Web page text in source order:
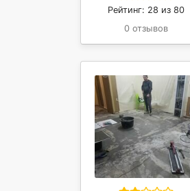
Рейтинг: 28 из 80
0 отзывов